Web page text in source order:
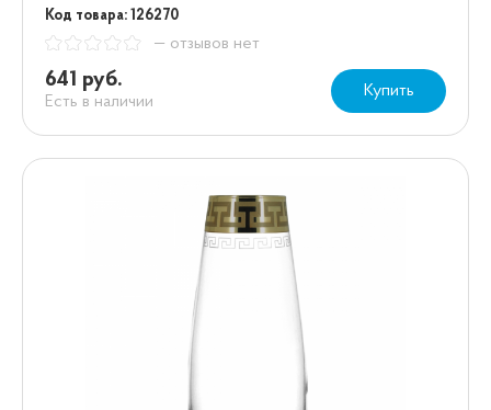
Код товара: 126270
— отзывов нет
641 руб.
Есть в наличии
Купить